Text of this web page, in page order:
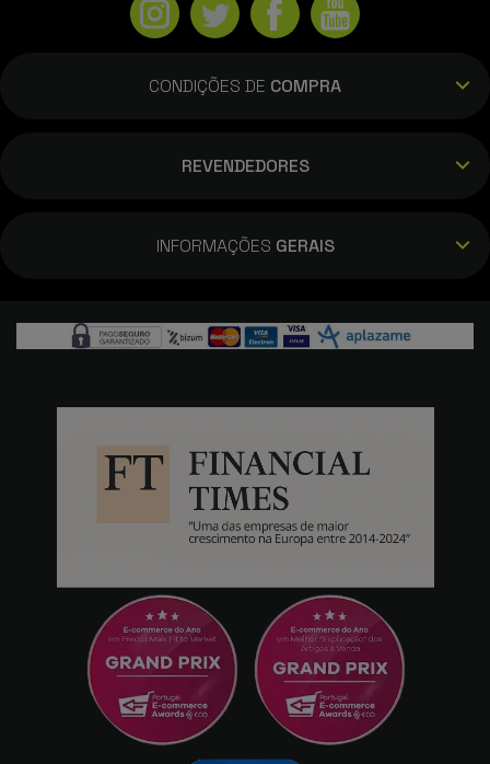
CONDIÇÕES DE COMPRA
REVENDEDORES
INFORMAÇÕES GERAIS